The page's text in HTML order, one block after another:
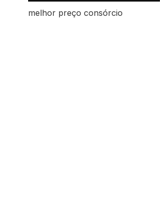
melhor preço consórcio